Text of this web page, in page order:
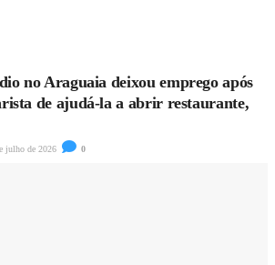
no Araguaia deixou emprego após
de ajudá-la a abrir restaurante,
julho de 2026 0